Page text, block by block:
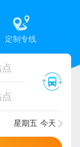
定制专线
星期五 今天